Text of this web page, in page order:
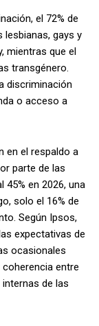
el 72% de
gays y
mientras que el
transgénero.
discriminación
o acceso a
en el respaldo a
parte de las
45% en 2026, una
solo el 16% de
Según Ipsos,
expectativas de
ocasionales
coherencia entre
de las